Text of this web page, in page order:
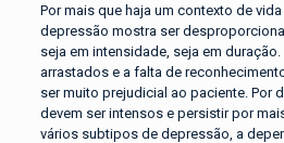
Por mais que haja um contexto de
depressão mostra ser
seja em intensidade, seja em
arrastados e a falta de
ser muito prejudicial ao paciente. Por
devem ser intensos e persistir por
vários subtipos de depressão, a